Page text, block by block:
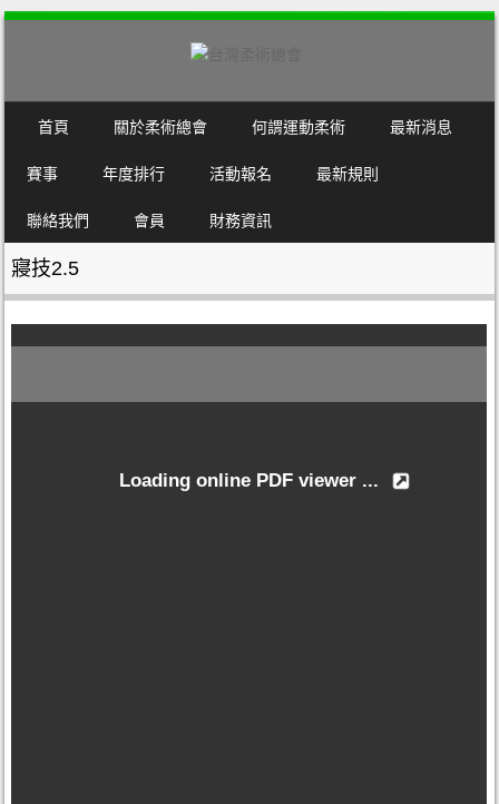
MENU
SKIP TO CONTENT
首頁 關於柔術總會 何謂運動柔術 最新消息
賽事 年度排行 活動報名 最新規則
聯絡我們 會員 財務資訊
寢技2.5